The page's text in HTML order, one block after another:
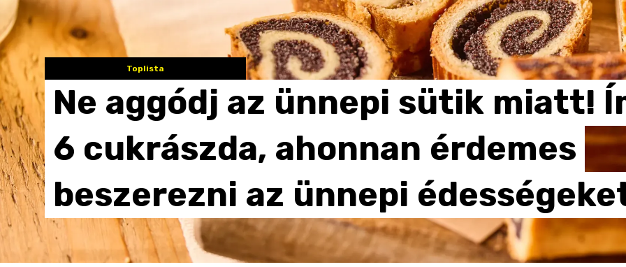
Toplista
Ne aggódj az ünnepi sütik miatt!
6 cukrászda, ahonnan érdemes
beszerezni az ünnepi